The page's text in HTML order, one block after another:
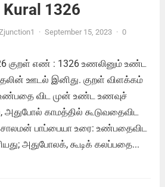
1326
· September 15, 2023 · 0
குறள் எண் : 1326 உணலினும் உண்ட
ஊடல் இனிது. குறள் விளக்கம்
உண்பதை விட முன் உண்ட உணவுச்
அதுபோல் காமத்தில் கூடுவதைவிட
பாப்பையா உரை: உண்பதைவிட
அதுபோலக், கூடிக் கலப்பதை...